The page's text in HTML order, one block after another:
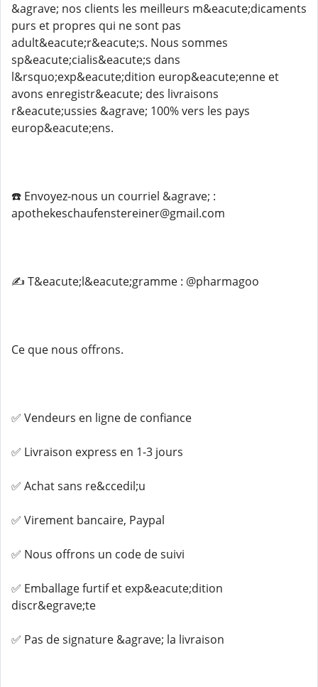
&agrave; nos clients les meilleurs m&eacute;dicaments
purs et propres qui ne sont pas
adult&eacute;r&eacute;s. Nous sommes
sp&eacute;cialis&eacute;s dans
l&rsquo;exp&eacute;dition europ&eacute;enne et
avons enregistr&eacute; des livraisons
r&eacute;ussies &agrave; 100% vers les pays
europ&eacute;ens.
☎️ Envoyez-nous un courriel &agrave; :
apothekeschaufenstereiner@gmail.com
✍️ T&eacute;l&eacute;gramme : @pharmagoo
Ce que nous offrons.
✅ Vendeurs en ligne de confiance
✅ Livraison express en 1-3 jours
✅ Achat sans re&ccedil;u
✅ Virement bancaire, Paypal
✅ Nous offrons un code de suivi
✅ Emballage furtif et exp&eacute;dition
discr&egrave;te
✅ Pas de signature &agrave; la livraison